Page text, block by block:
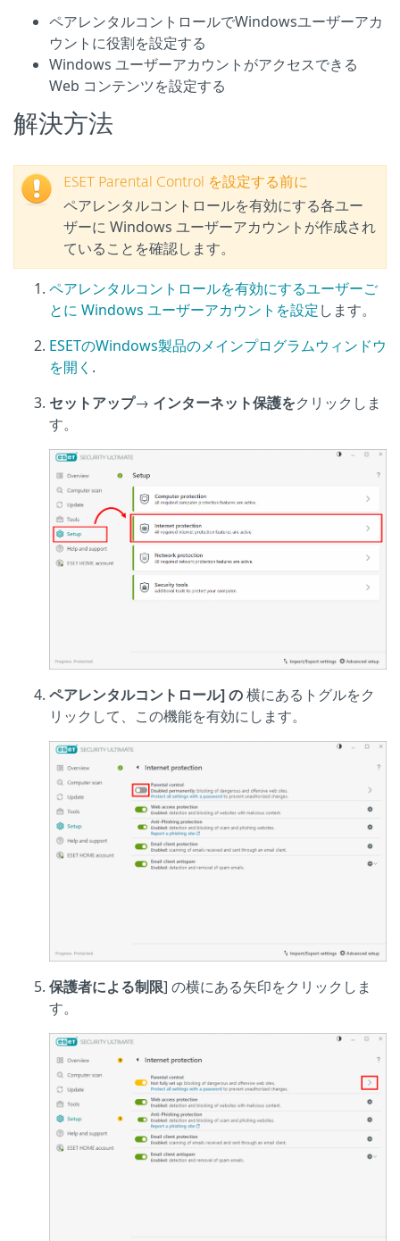
ペアレンタルコントロールでWindowsユーザーアカ
ウントに役割を設定する
Windows ユーザーアカウントがアクセスできる
Web コンテンツを設定する
解決方法
ESET Parental Control を設定する前に
ペアレンタルコントロールを有効にする各ユー
ザーに Windows ユーザーアカウントが作成され
ていることを確認します。
ペアレンタルコントロールを有効にするユーザーご
とに Windows ユーザーアカウントを設定します。
ESETのWindows製品のメインプログラムウィンドウ
を開く .
セットアップ→ インターネット保護をクリックしま
す。
ペアレンタルコントロール] の横にあるトグルをク
リックして、この機能を有効にします。
保護者による制限] の横にある矢印をクリックしま
す。